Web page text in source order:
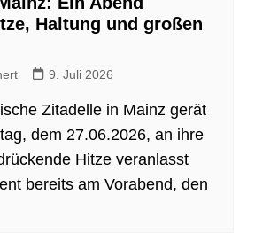
Haltung und großen
9. Juli 2026
Zitadelle in Mainz gerät
dem 27.06.2026, an ihre
Hitze veranlasst
bereits am Vorabend, den